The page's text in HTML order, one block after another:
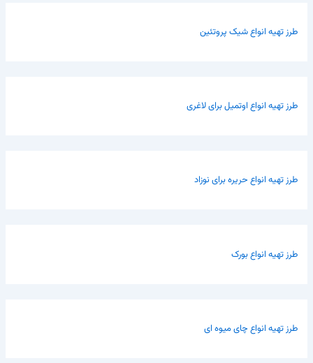
طرز تهیه انواع شیک پروتئین
طرز تهیه انواع اوتمیل برای لاغری
طرز تهیه انواع حریره برای نوزاد
طرز تهیه انواع بورک
طرز تهیه انواع چای میوه ای